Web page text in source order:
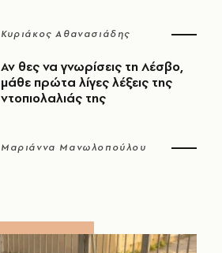
Κυριάκος Αθανασιάδης
Αν θες να γνωρίσεις τη Λέσβο,
μάθε πρώτα λίγες λέξεις της
ντοπιολαλιάς της
Μαριάννα Μανωλοπούλου